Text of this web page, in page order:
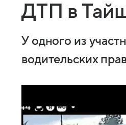
ДТП в
У одного из
водительских